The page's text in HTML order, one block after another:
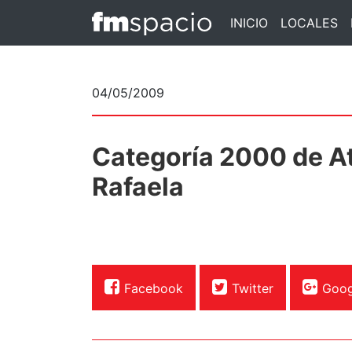
INICIO LOCALES
04/05/2009
Categoría 2000 de
Rafaela
Facebook Twitter